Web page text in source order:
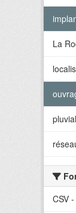
La
pluvial
CSV -